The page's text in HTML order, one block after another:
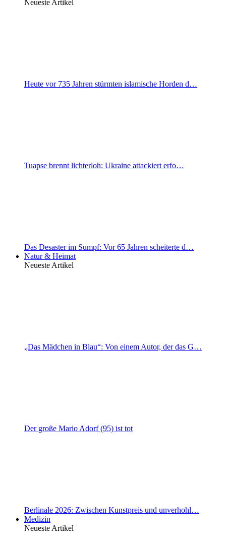
Neueste Artikel
Heute vor 735 Jahren stürmten islamische Horden d…
Tuapse brennt lichterloh: Ukraine attackiert erfo…
Das Desaster im Sumpf: Vor 65 Jahren scheiterte d…
Natur & Heimat
Neueste Artikel
„Das Mädchen in Blau“: Von einem Autor, der das G…
Der große Mario Adorf (95) ist tot
Berlinale 2026: Zwischen Kunstpreis und unverhohl…
Medizin
Neueste Artikel